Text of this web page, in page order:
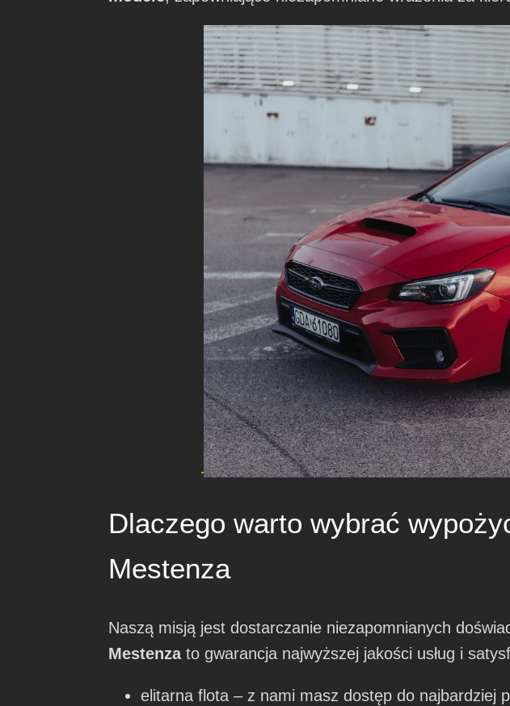
Dlaczego warto wybrać
Mestenza
Naszą misją jest dostarczanie niezapomnianych
Mestenzato gwarancja najwyższej jakości usług i
elitarna flota – z nami masz dostęp do najbardziej